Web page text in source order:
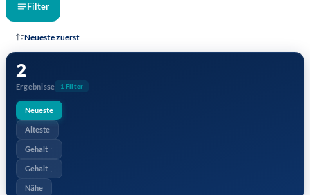
Filter
Neueste zuerst
2
Ergebnisse 1 Filter
Neueste
Älteste
Gehalt ↑
Gehalt ↓
Nähe